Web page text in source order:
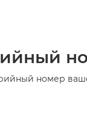
номер